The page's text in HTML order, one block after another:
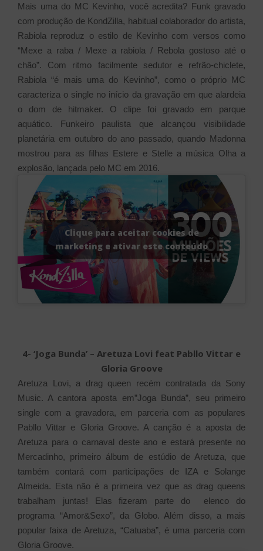
Mais uma do MC Kevinho, você acredita? Funk gravado
com produção de KondZilla, habitual colaborador do artista,
Rabiola reproduz o estilo de Kevinho com versos como
“Mexe a raba / Mexe a rabiola / Rebola gostoso até o
chão”. Com ritmo facilmente sedutor e refrão-chiclete,
Rabiola “é mais uma do Kevinho”, como o próprio MC
caracteriza o single no início da gravação em que alardeia
o dom de hitmaker. O clipe foi gravado em parque
aquático. Funkeiro paulista que alcançou visibilidade
planetária em outubro do ano passado, quando Madonna
mostrou para as filhas Estere e Stelle a música Olha a
explosão, lançada pelo MC em 2016.
Clique para aceitar cookies de
marketing e ativar este conteúdo
4- ‘Joga Bunda’ – Aretuza Lovi feat Pabllo Vittar e
Gloria Groove
Aretuza Lovi, a drag queen recém contratada da Sony
Music. A cantora aposta em”Joga Bunda”, seu primeiro
single com a gravadora, em parceria com as populares
Pabllo Vittar e Gloria Groove. A canção é a aposta de
Aretuza para o carnaval deste ano e estará presente no
Mercadinho, primeiro álbum de estúdio de Aretuza, que
também contará com participações de IZA e Solange
Almeida. Esta não é a primeira vez que as drag queens
trabalham juntas! Elas fizeram parte do elenco do
programa “Amor&Sexo”, da Globo. Além disso, a mais
popular faixa de Aretuza, “Catuaba”, é uma parceria com
Gloria Groove.